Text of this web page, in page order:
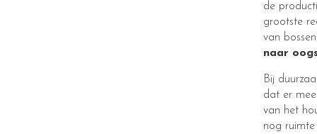
de
grootste
van
naar
Bij
dat er
van het
nog